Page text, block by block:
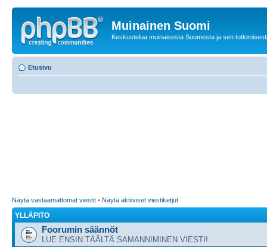
Muinainen Suomi
Keskustelua muinaisesta Suomesta ja sen
Etusivu
Näytä vastaamattomat viestit • Näytä aktiiviset viestiketjut
YLLÄPITO
Foorumin säännöt
LUE ENSIN TÄÄLTÄ SAMANNIMINEN VIESTI!